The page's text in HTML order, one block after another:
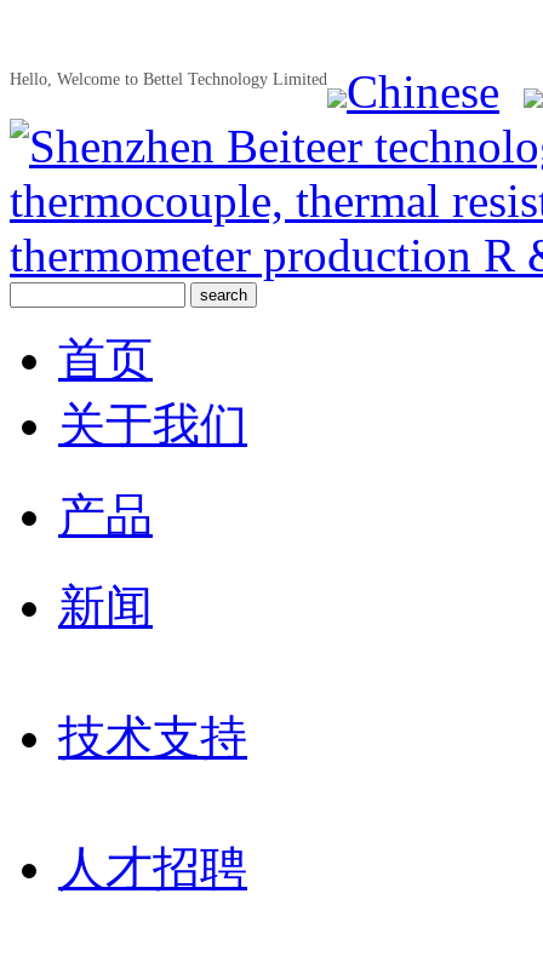
Hello, Welcome to Bettel Technology Limited Chinese
首页
关于我们
产品
新闻
技术支持
人才招聘